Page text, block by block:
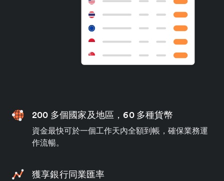
200 多個國家及地區，60 多種貨幣
資金最快可於一個工作天內全額到帳，確保業務運
作流暢。
獲享銀行同業匯率